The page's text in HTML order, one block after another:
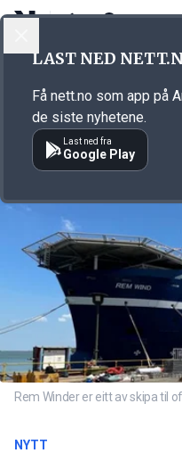
Annonsørinnhold
Rem Winder er eitt av skipa til
NYTT
LAST NED
Få nett.no som app på
de siste nyhetene.
Last ned fra
Google Play